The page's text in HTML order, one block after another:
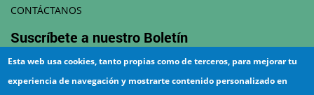
CONTÁCTANOS
Suscríbete a nuestro Boletín
Esta web usa cookies, tanto propias como de terceros, para mejorar tu
experiencia de navegación y mostrarte contenido personalizado en